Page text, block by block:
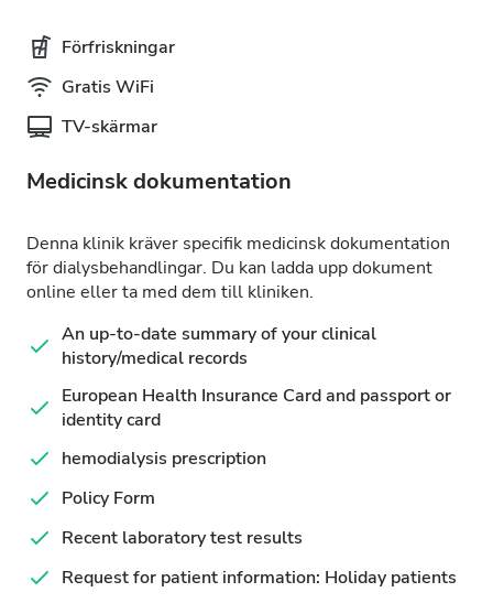
Förfriskningar
Gratis WiFi
TV-skärmar
Medicinsk dokumentation
Denna klinik kräver specifik medicinsk dokumentation
för dialysbehandlingar. Du kan ladda upp dokument
online eller ta med dem till kliniken.
An up-to-date summary of your clinical
history/medical records
European Health Insurance Card and passport or
identity card
hemodialysis prescription
Policy Form
Recent laboratory test results
Request for patient information: Holiday patients